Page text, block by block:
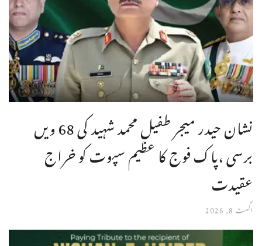
نشان حیدر میجر طفیل محمد شہید کی 68 ویں
برسی ،پاک فوج کا عظیم سپوت کو خراج
عقیدت
اگست 8, 2026